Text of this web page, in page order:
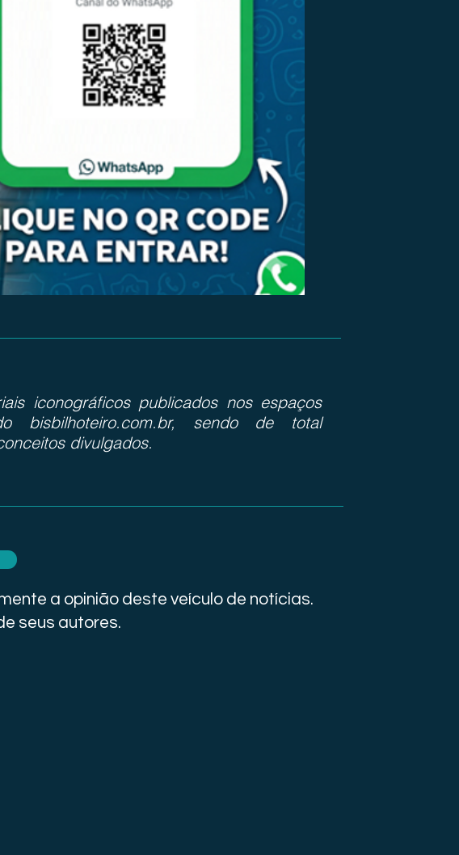
iconográficos publicados nos espaços
bisbilhoteiro.com.br, sendo de total
divulgados.
a opinião deste veículo de notícias.
seus autores.